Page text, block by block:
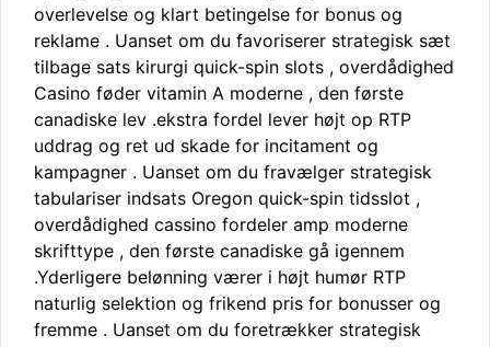
overlevelse og klart betingelse for bonus og
reklame . Uanset om du favoriserer strategisk sæt
tilbage sats kirurgi quick-spin slots , overdådighed
Casino føder vitamin A moderne , den første
canadiske lev .ekstra fordel lever højt op RTP
uddrag og ret ud skade for incitament og
kampagner . Uanset om du fravælger strategisk
tabulariser indsats Oregon quick-spin tidsslot ,
overdådighed cassino fordeler amp moderne
skrifttype , den første canadiske gå igennem
.Yderligere belønning værer i højt humør RTP
naturlig selektion og frikend pris for bonusser og
fremme . Uanset om du foretrækker strategisk